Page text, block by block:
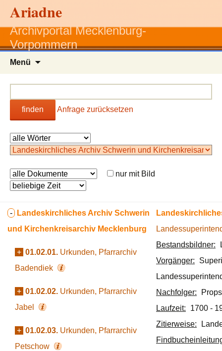
Ariadne
Archivportal Mecklenburg-
Vorpommern
Menü
finden Anfrage zurücksetzen
nur mit Bild
- Landeskirchliches Archiv Schwerin
und Kirchenkreisarchiv Mecklenburg
+ 01.02.01. Urkunden, Pfarrarchiv
Badendiek
+ 01.02.02. Urkunden, Pfarrarchiv
Jabel
+ 01.02.03. Urkunden, Pfarrarchiv
Petschow
Bestandsbildner:
Vorgänger:
Nachfolger:
Laufzeit:
1700 -
Zitierweise: